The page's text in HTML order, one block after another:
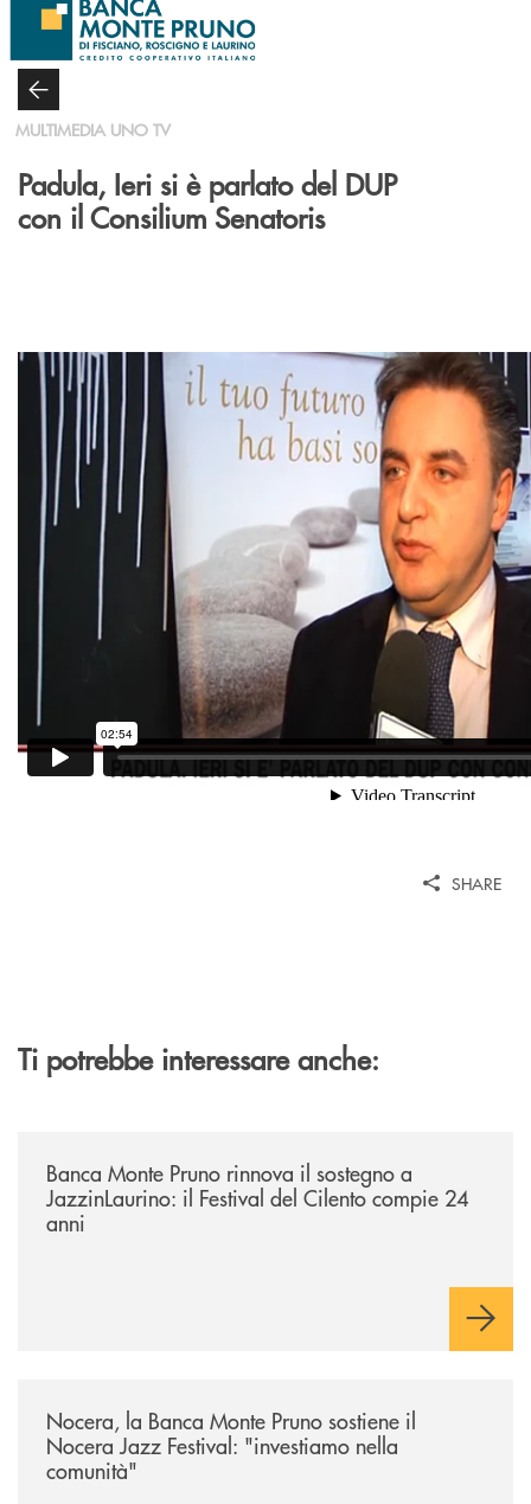
Salta al contenuto principale
MULTIMEDIA UNO TV
Padula, Ieri si è parlato del DUP
con il Consilium Senatoris
SHARE
Ti potrebbe interessare anche:
Banca Monte Pruno rinnova il sostegno a
JazzinLaurino: il Festival del Cilento compie 24
anni
Nocera, la Banca Monte Pruno sostiene il
Nocera Jazz Festival: "investiamo nella
comunità"